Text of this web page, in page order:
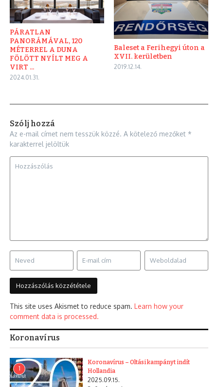
PÁRATLAN
PANORÁMÁVAL, 120
MÉTERREL A DUNA
FÖLÖTT NYÍLT MEG A
VIRT ...
2024.01.31.
Baleset a Ferihegyi úton a
XVII. kerületben
2019.12.14.
Szólj hozzá
Az e-mail címet nem tesszük közzé. A kötelező mezőket *
karakterrel jelöltük
This site uses Akismet to reduce spam. Learn how your
comment data is processed.
Koronavírus
1
Koronavírus – Oltási kampányt indít
Hollandia
2025.09.15.